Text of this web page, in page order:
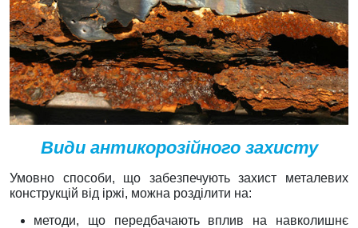
Види антикорозійного захисту
Умовно способи, що забезпечують захист металевих
конструкцій від іржі, можна розділити на:
методи, що передбачають вплив на навколишнє